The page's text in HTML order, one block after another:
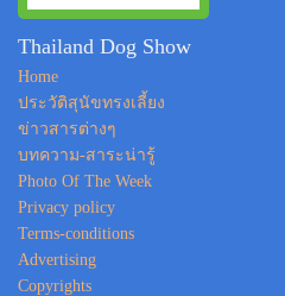
Thailand Dog Show
Home
ประวัติสุนัขทรงเลี้ยง
ข่าวสารต่างๆ
บทความ-สาระน่ารู้
Photo Of The Week
Privacy policy
Terms-conditions
Advertising
Copyrights